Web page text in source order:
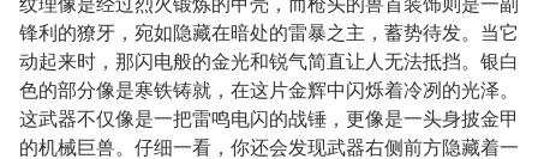
纹理像是经过烈火锻炼的甲壳，而枪头的兽首装饰则是一副
锋利的獠牙，宛如隐藏在暗处的雷暴之主，蓄势待发。当它
动起来时，那闪电般的金光和锐气简直让人无法抵挡。银白
色的部分像是寒铁铸就，在这片金辉中闪烁着冷冽的光泽。
这武器不仅像是一把雷鸣电闪的战锤，更像是一头身披金甲
的机械巨兽。仔细一看，你还会发现武器右侧前方隐藏着一